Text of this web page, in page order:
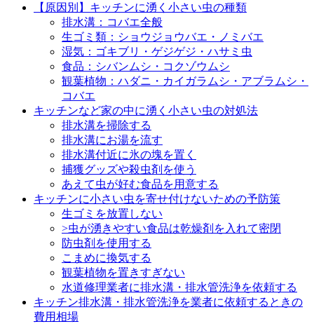
【原因別】キッチンに湧く小さい虫の種類
排水溝：コバエ全般
生ゴミ類：ショウジョウバエ・ノミバエ
湿気：ゴキブリ・ゲジゲジ・ハサミ虫
食品：シバンムシ・コクゾウムシ
観葉植物：ハダニ・カイガラムシ・アブラムシ・
コバエ
キッチンなど家の中に湧く小さい虫の対処法
排水溝を掃除する
排水溝にお湯を流す
排水溝付近に氷の塊を置く
捕獲グッズや殺虫剤を使う
あえて虫が好む食品を用意する
キッチンに小さい虫を寄せ付けないための予防策
生ゴミを放置しない
>虫が湧きやすい食品は乾燥剤を入れて密閉
防虫剤を使用する
こまめに換気する
観葉植物を置きすぎない
水道修理業者に排水溝・排水管洗浄を依頼する
キッチン排水溝・排水管洗浄を業者に依頼するときの
費用相場